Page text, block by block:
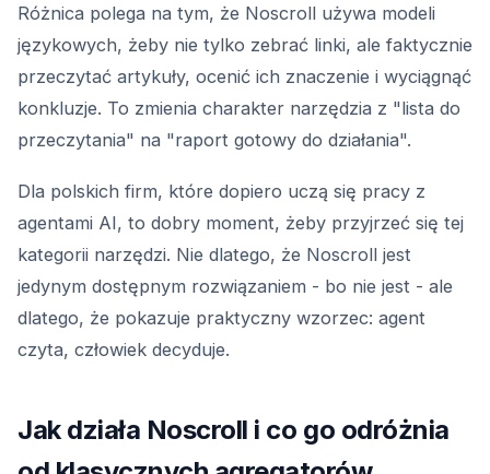
Różnica polega na tym, że Noscroll używa modeli
językowych, żeby nie tylko zebrać linki, ale faktycznie
przeczytać artykuły, ocenić ich znaczenie i wyciągnąć
konkluzje. To zmienia charakter narzędzia z "lista do
przeczytania" na "raport gotowy do działania".
Dla polskich firm, które dopiero uczą się pracy z
agentami AI, to dobry moment, żeby przyjrzeć się tej
kategorii narzędzi. Nie dlatego, że Noscroll jest
jedynym dostępnym rozwiązaniem - bo nie jest - ale
dlatego, że pokazuje praktyczny wzorzec: agent
czyta, człowiek decyduje.
Jak działa Noscroll i co go odróżnia